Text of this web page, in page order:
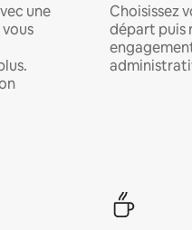
une
Choisissez
départ puis